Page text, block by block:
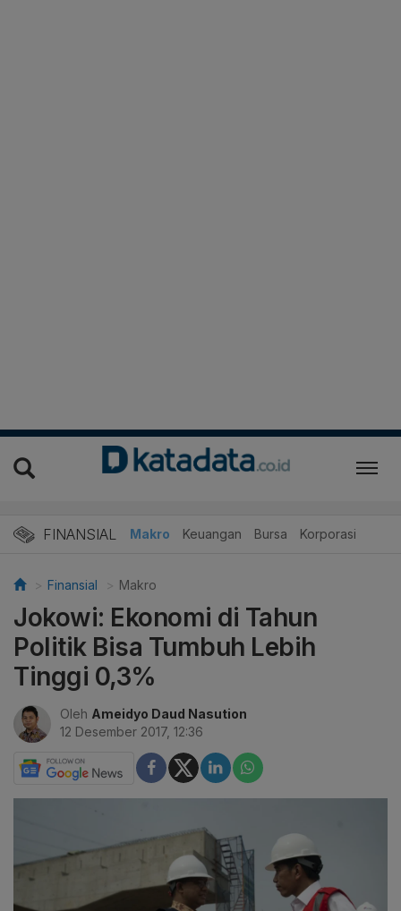
FINANSIAL Makro Keuangan Bursa Korporasi
Finansial Makro
Jokowi: Ekonomi di Tahun
Politik Bisa Tumbuh Lebih
Tinggi 0,3%
Oleh Ameidyo Daud Nasution
12 Desember 2017, 12:36